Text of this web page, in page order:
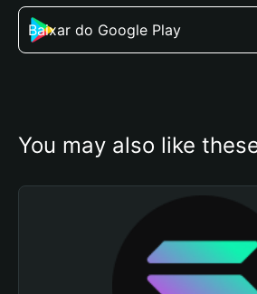
Baixar do Google Play
You may also like